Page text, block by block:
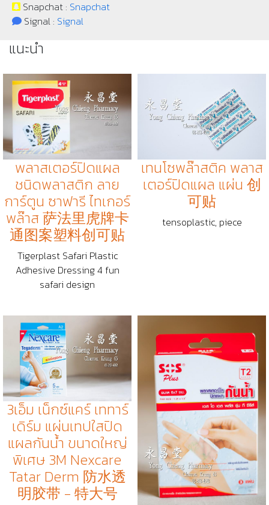
Snapchat : Snapchat
Signal : Signal
แนะนำ
พลาสเตอร์ปิดแผล
ชนิดพลาสติก ลาย
การ์ตูน ซาฟารี ไทเกอร์
พล๊าส 萨法里虎牌卡
通图案塑料创可贴
Tigerplast Safari Plastic
Adhesive Dressing 4 fun
safari design
เทนโซพล๊าสติค พลาส
เตอร์ปิดแผล แผ่น 创
可贴
tensoplastic, piece
3เอ็ม เน็กซ์แคร์ เททาร์
เดิร์ม แผ่นเทปใสปิด
แผลกันน้ำ ขนาดใหญ่
พิเศษ 3M Nexcare
Tatar Derm 防水透
明胶带 - 特大号